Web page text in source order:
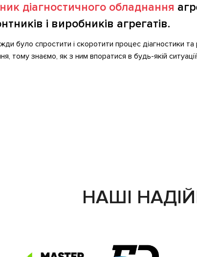
діагностичного обладнання
і виробників агрегатів.
було спростити і скоротити процес діагностики та
тому знаємо, як з ним впоратися в будь-якій ситуації!
НАШІ